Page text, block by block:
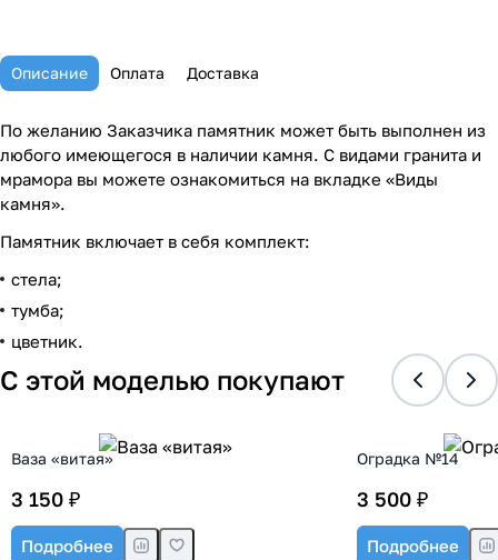
Описание Оплата Доставка
По желанию Заказчика памятник может быть выполнен из
любого имеющегося в наличии камня. С видами гранита и
мрамора вы можете ознакомиться на вкладке «Виды
камня».
Памятник включает в себя комплект:
стела;
тумба;
цветник.
С этой моделью покупают
Ваза «витая»
3 150 ₽
Подробнее
Оградка №14
3 500 ₽
Подробнее